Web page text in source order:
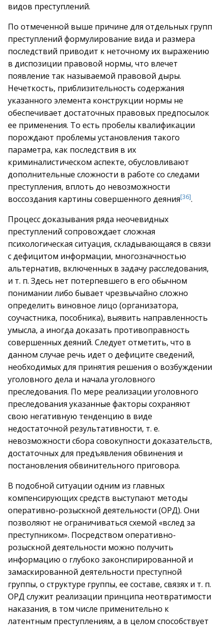
видов преступлений.
По отмеченной выше причине для отдельных групп
преступлений формулирование вида и размера
последствий приводит к неточному их выражению
в диспозиции правовой нормы, что влечет
появление так называемой правовой дыры.
Нечеткость, приблизительность содержания
указанного элемента конструкции нормы не
обеспечивает достаточных правовых предпосылок
ее применения. То есть пробелы квалификации
порождают проблемы установления такого
параметра, как последствия в их
криминалистическом аспекте, обусловливают
дополнительные сложности в работе со следами
преступления, вплоть до невозможности
воссоздания картины совершенного деяния[36].
Процесс доказывания ряда неочевидных
преступлений сопровождает сложная
психологическая ситуация, складывающаяся в связи
с дефицитом информации, многозначностью
альтернатив, включенных в задачу расследования,
и т. п. Здесь нет потерпевшего в его обычном
понимании либо бывает чрезвычайно сложно
определить виновное лицо (организатора,
соучастника, пособника), выявить направленность
умысла, а иногда доказать противоправность
совершенных деяний. Следует отметить, что в
данном случае речь идет о дефиците сведений,
необходимых для принятия решения о возбуждении
уголовного дела и начала уголовного
преследования. По мере реализации уголовного
преследования указанные факторы сохраняют
свою негативную тенденцию в виде
недостаточной результативности, т. е.
невозможности сбора совокупности доказательств,
достаточных для предъявления обвинения и
постановления обвинительного приговора.
В подобной ситуации одним из главных
компенсирующих средств выступают методы
оперативно-розыскной деятельности (ОРД). Они
позволяют не ограничиваться схемой «вслед за
преступником». Посредством оперативно-
розыскной деятельности можно получить
информацию о глубоко законспирированной и
замаскированной деятельности преступной
группы, о структуре группы, ее составе, связях и т. п.
ОРД служит реализации принципа неотвратимости
наказания, в том числе применительно к
латентным преступлениям, а в целом способствует